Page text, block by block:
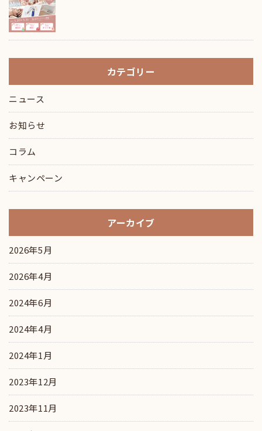
カテゴリー
ニュース
お知らせ
コラム
キャンペーン
アーカイブ
2026年5月
2026年4月
2024年6月
2024年4月
2024年1月
2023年12月
2023年11月